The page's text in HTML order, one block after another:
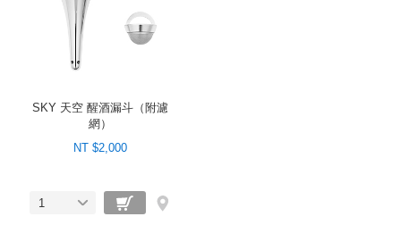
SKY 天空 醒酒漏斗（附濾
網）
NT $2,000
1